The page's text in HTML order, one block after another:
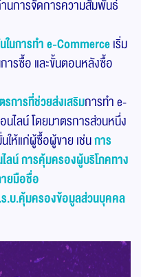
นการจัดการความสัมพันธ์
นการทำ e-Commerceเริ่ม
รซื้อ และขั้นตอนหลังซื้อ
รการที่ช่วยส่งเสริมการทำ e-
ไลน์ โดยมาตรการส่วนหนึ่ง
ห้แก่ผู้ซื้อผู้ขาย เช่นการ
ลน์การคุ้มครองผู้บริโภคทาง
ยมือชื่อ
.บ.คุ้มครองข้อมูลส่วนบุคคล